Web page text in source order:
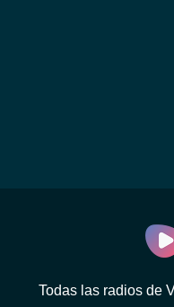
Todas las radios de